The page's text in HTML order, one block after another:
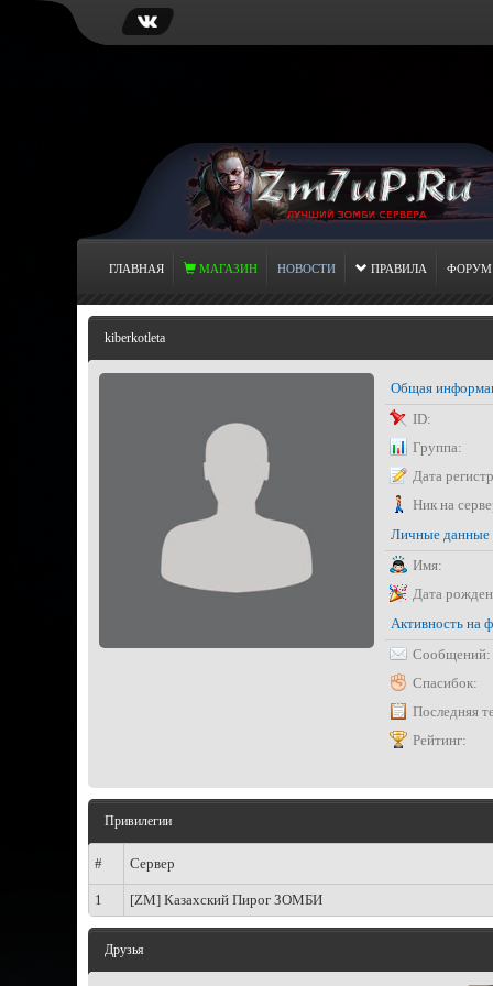
ГЛАВНАЯ МАГАЗИН НОВОСТИ ПРАВИЛА ФОРУМ
kiberkotleta
Общая
ID:
Группа:
Дата
Ник на
Личные данные
Имя:
Дата
Активность на
Сообщений:
Спасибок:
Последняя
Рейтинг:
Привилегии
# Сервер
1 [ZM] Казахский Пирог ЗОМБИ
Друзья